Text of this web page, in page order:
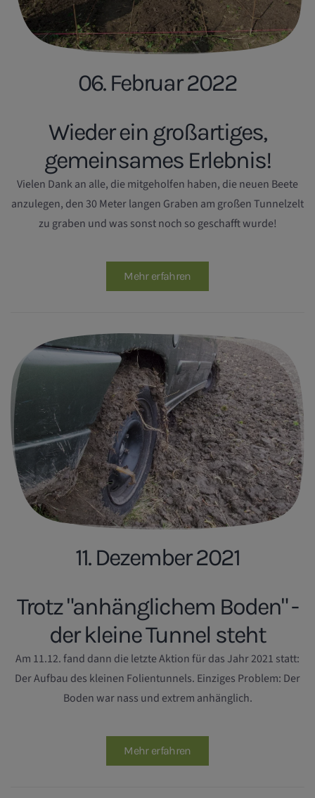
06. Februar 2022
Wieder ein großartiges,
gemeinsames Erlebnis!
Vielen Dank an alle, die mitgeholfen haben, die neuen Beete
anzulegen, den 30 Meter langen Graben am großen Tunnelzelt
zu graben und was sonst noch so geschafft wurde!
Mehr erfahren
11. Dezember 2021
Trotz "anhänglichem Boden" -
der kleine Tunnel steht
Am 11.12. fand dann die letzte Aktion für das Jahr 2021 statt:
Der Aufbau des kleinen Folientunnels. Einziges Problem: Der
Boden war nass und extrem anhänglich.
Mehr erfahren